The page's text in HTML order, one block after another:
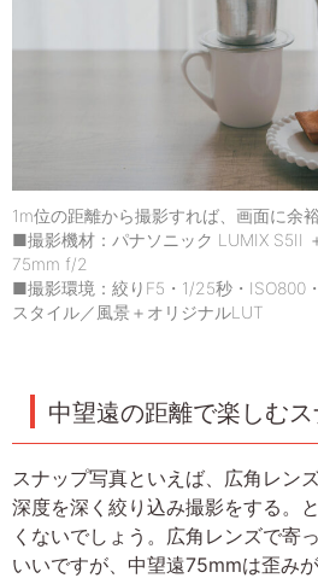
1m位の距離から撮影すれば、画面に余
■撮影機材：パナソニック LUMIX S5II
75mm f/2
■撮影環境：絞りF5・1/25秒・ISO800
スタイル／風景＋オリジナルLUT
中望遠の距離で楽しむ
スナップ写真といえば、広角レン
深度を深く絞り込み撮影をする。
くないでしょう。広角レンズで寄
いいですが、中望遠75mmは歪み